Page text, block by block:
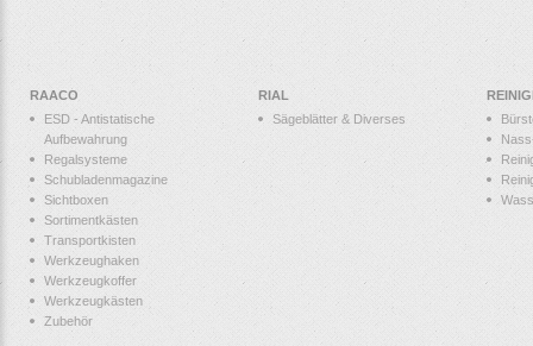
RAACO
ESD - Antistatische
Aufbewahrung
Regalsysteme
Schubladenmagazine
Sichtboxen
Sortimentkästen
Transportkisten
Werkzeughaken
Werkzeugkoffer
Werkzeugkästen
Zubehör
RIAL
Sägeblätter & Diverses